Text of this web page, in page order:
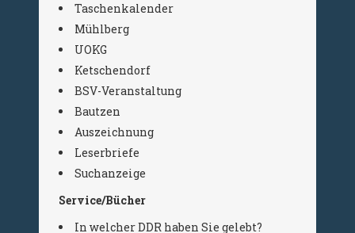
Taschenkalender
Mühlberg
UOKG
Ketschendorf
BSV-Veranstaltung
Bautzen
Auszeichnung
Leserbriefe
Suchanzeige
Service/Bücher
In welcher DDR haben Sie gelebt?